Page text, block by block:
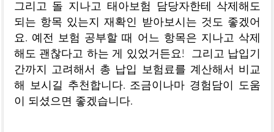
그리고 돌 지나고 태아보험 담당자한테 삭제해도
되는 항목 있는지 재확인 받아보시는 것도 좋겠어
요. 예전 보험 공부할 때 어느 항목은 지나고 삭제
해도 괜찮다고 하는 게 있었거든요! 그리고 납입기
간까지 고려해서 총 납입 보험료를 계산해서 비교
해 보시길 추천합니다. 조금이나마 경험담이 도움
이 되셨으면 좋겠습니다.